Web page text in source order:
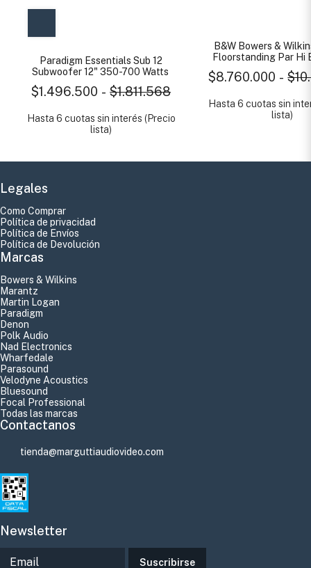
Paradigm Essentials Sub 12
Subwoofer 12" 350-700 Watts
$1.496.500 - $1.811.568
Hasta 6 cuotas sin interés (Precio
lista)
B&W Bowers &
Floorstanding Par Hi
$8.760.000 -
Hasta 6 cuotas sin
lista)
Legales
Como Comprar
Política de privacidad
Política de Envíos
Política de Devolución
Marcas
Bowers & Wilkins
Marantz
Martin Logan
Paradigm
Denon
Polk Audio
Nad Electronics
Wharfedale
Parasound
Velodyne Acoustics
Bluesound
Focal Professional
Todas las marcas
Contactanos
tienda@marguttiaudiovideo.com
Newsletter
Suscribirse